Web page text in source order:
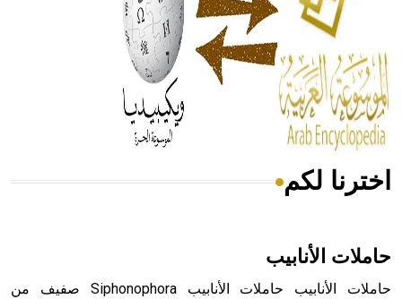
- هل تعلم أن المرجان إفراز حيواني يتكون في البحر ويتركب
من مادة كربونات الكلسيوم، وهو أحمر أو شديد الحمرة وهو
أجود أنواعه، ويمتاز بكبر الحجم ويسمى الش
هل تعلم أن الأبسيد كلمة فرنسية اللفظ تم اعتمادها مصطلحاً
اخترنا لكم
حاملات الأنابيب
حاملات الأنابيب حاملات الأنابيب Siphonophora صفيف من